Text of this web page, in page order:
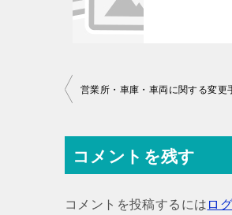
投
ナ
ビ
営業所・車庫・車両に関する変更
コメントを残す
コメントを投稿するには ロ